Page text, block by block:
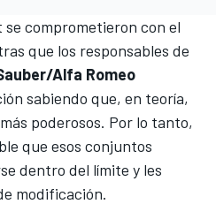
comprometieron con el
que los responsables de
Alfa Romeo
sabiendo que, en teoría,
poderosos. Por lo tanto,
que esos conjuntos
dentro del límite y les
modificación.